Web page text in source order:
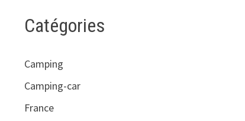
Catégories
Camping
Camping-car
France